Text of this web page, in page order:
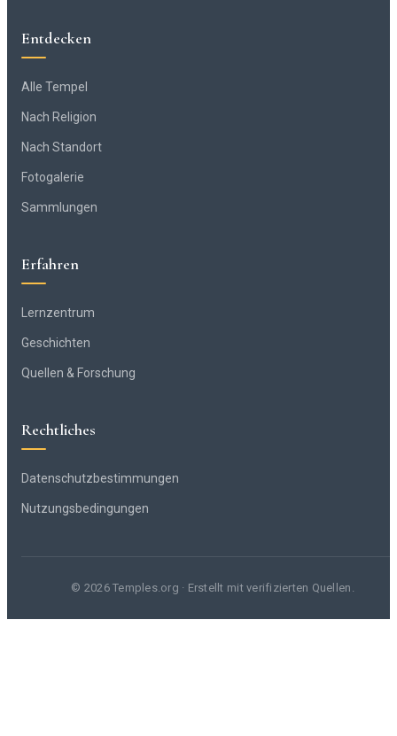
Entdecken
Alle Tempel
Nach Religion
Nach Standort
Fotogalerie
Sammlungen
Erfahren
Lernzentrum
Geschichten
Quellen & Forschung
Rechtliches
Datenschutzbestimmungen
Nutzungsbedingungen
© 2026 Temples.org · Erstellt mit verifizierten Quellen.